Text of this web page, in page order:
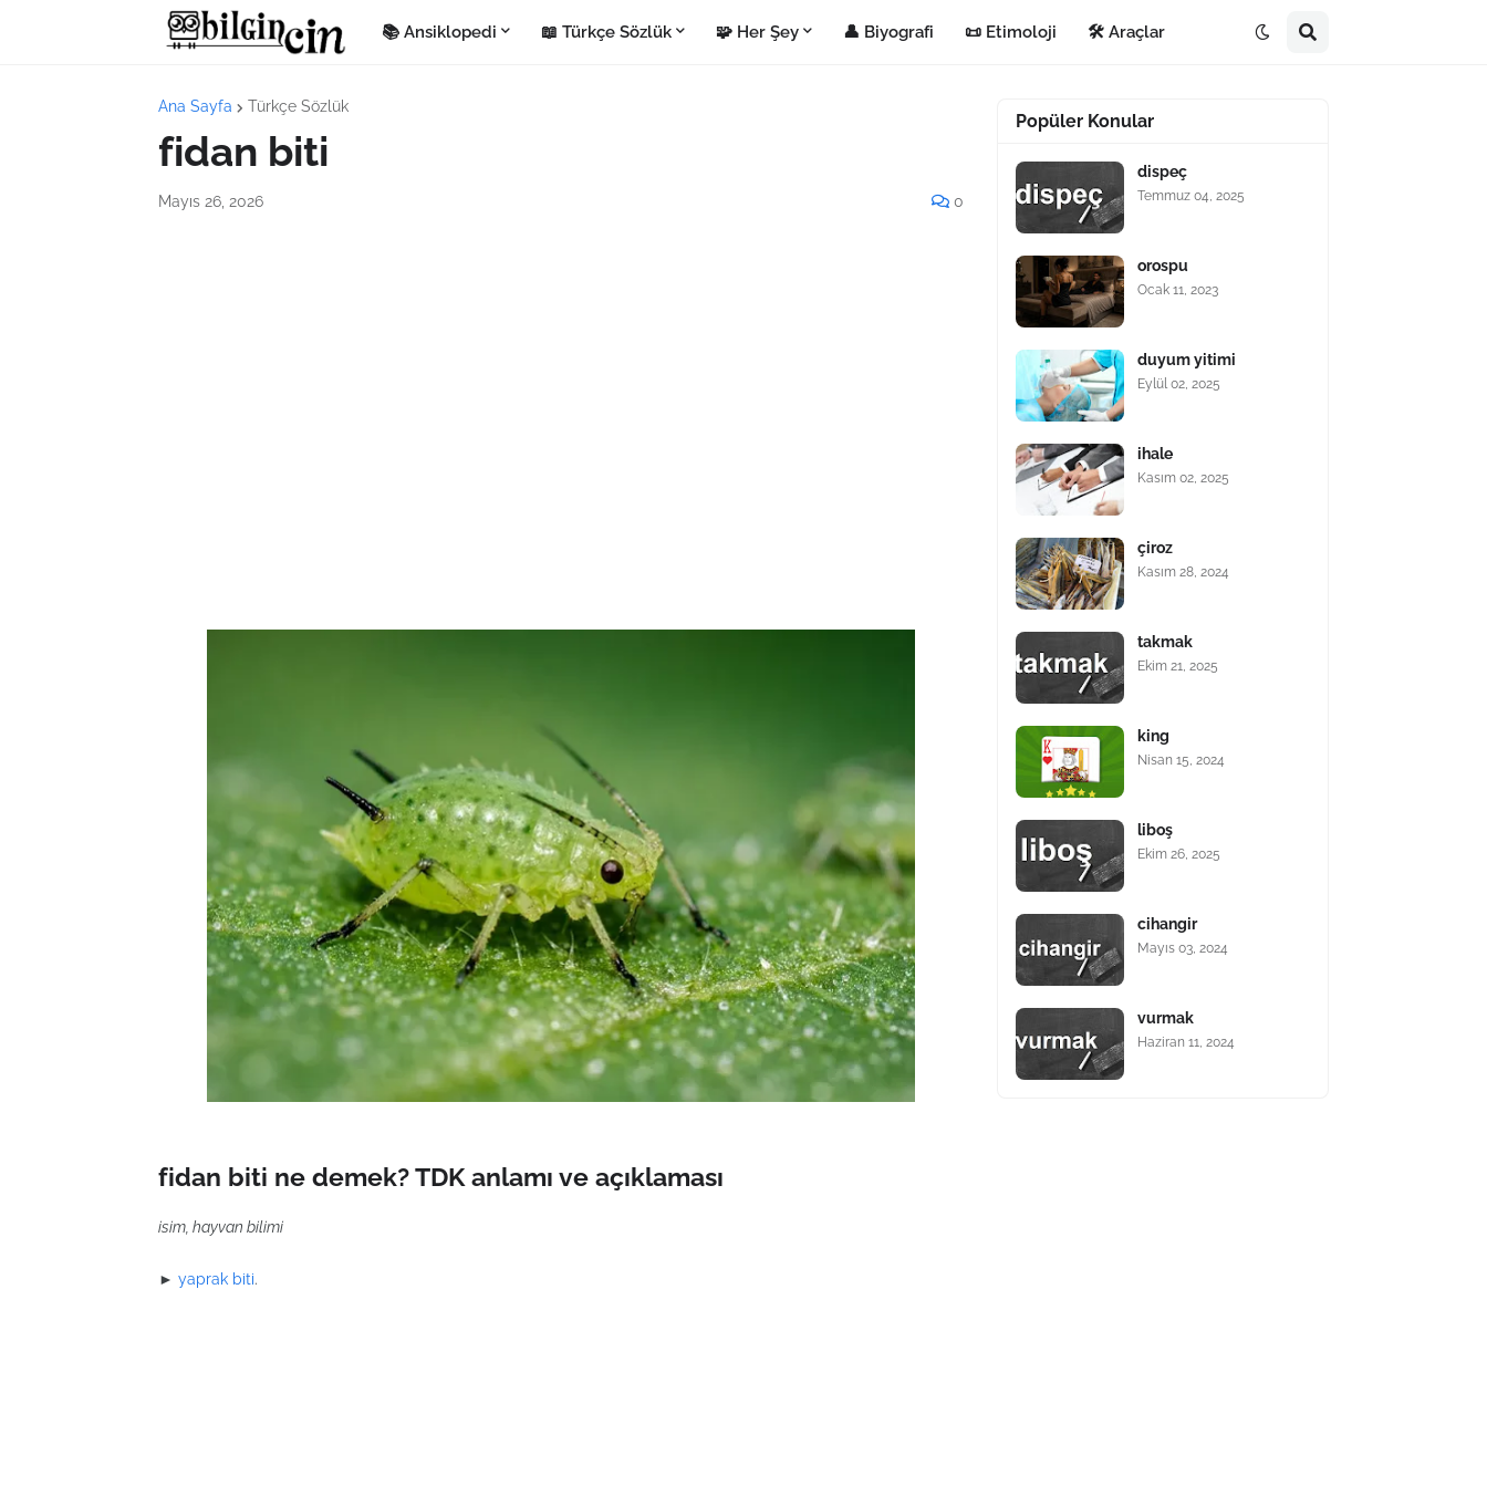
📚 Ansiklopedi 📖 Türkçe Sözlük 🧩 Her Şey 👤 Biyografi 📜 Etimoloji 🛠️ Araçlar
Ana Sayfa Türkçe Sözlük
fidan biti
Mayıs 26, 2026 0
fidan biti ne demek? TDK anlamı ve açıklaması
isim, hayvan bilimi
► yaprak biti.
Popüler Konular
dispeç
Temmuz 04, 2025
orospu
Ocak 11, 2023
duyum yitimi
Eylül 02, 2025
ihale
Kasım 02, 2025
çiroz
Kasım 28, 2024
takmak
Ekim 21, 2025
king
Nisan 15, 2024
liboş
Ekim 26, 2025
cihangir
Mayıs 03, 2024
vurmak
Haziran 11, 2024